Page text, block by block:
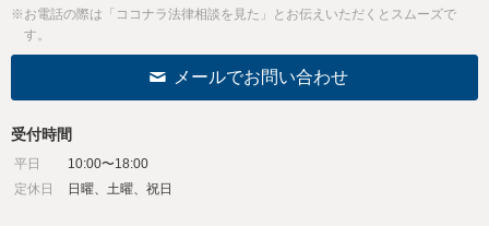
※お電話の際は「ココナラ法律相談を見た」とお伝えいただくとスムーズで
す。
メールでお問い合わせ
受付時間
平日
10:00〜18:00
定休日
日曜、土曜、祝日